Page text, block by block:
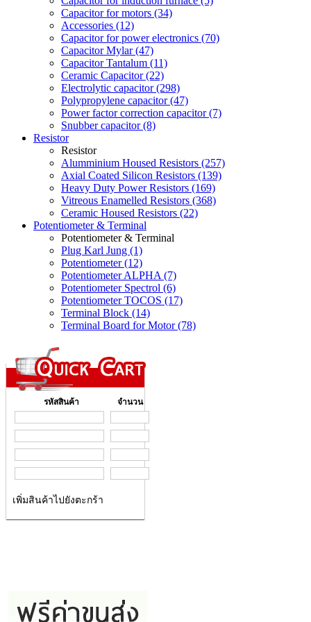
Capacitor for motors (34)
Accessories (12)
Capacitor for power electronics (70)
Capacitor Mylar (47)
Capacitor Tantalum (11)
Ceramic Capacitor (22)
Electrolytic capacitor (298)
Polypropylene capacitor (47)
Power factor correction capacitor (7)
Snubber capacitor (8)
Resistor
Resistor
Alumminium Housed Resistors (257)
Axial Coated Silicon Resistors (139)
Heavy Duty Power Resistors (169)
Vitreous Enamelled Resistors (368)
Ceramic Housed Resistors (22)
Potentiometer & Terminal
Potentiometer & Terminal
Plug Karl Jung (1)
Potentiometer (12)
Potentiometer ALPHA (7)
Potentiometer Spectrol (6)
Potentiometer TOCOS (17)
Terminal Block (14)
Terminal Board for Motor (78)
รหัสสินค้า จำนวน
เพิ่มสินค้าไปยังตะกร้า